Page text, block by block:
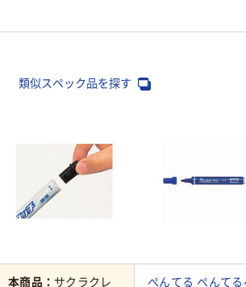
類似スペック品を探す
本商品： サクラクレ
ぺんてる ぺんてる